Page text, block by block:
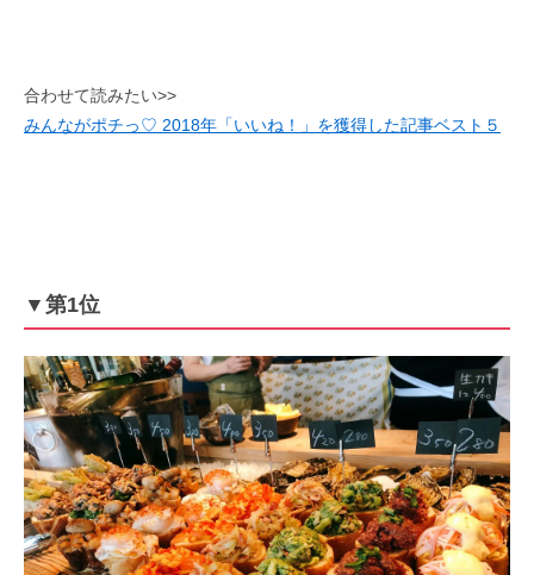
合わせて読みたい>>
みんながポチっ♡ 2018年「いいね！」を獲得した記事ベスト５
▼第1位